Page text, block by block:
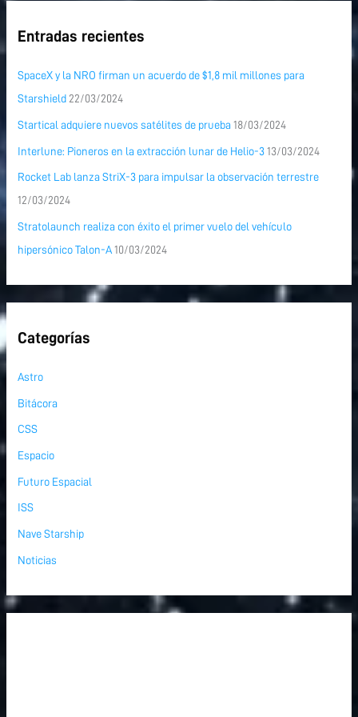
Entradas recientes
SpaceX y la NRO firman un acuerdo de $1,8 mil millones para
Starshield 22/03/2024
Startical adquiere nuevos satélites de prueba 18/03/2024
Interlune: Pioneros en la extracción lunar de Helio-3 13/03/2024
Rocket Lab lanza StriX-3 para impulsar la observación terrestre
12/03/2024
Stratolaunch realiza con éxito el primer vuelo del vehículo
hipersónico Talon-A 10/03/2024
Categorías
Astro
Bitácora
CSS
Espacio
Futuro Espacial
ISS
Nave Starship
Noticias